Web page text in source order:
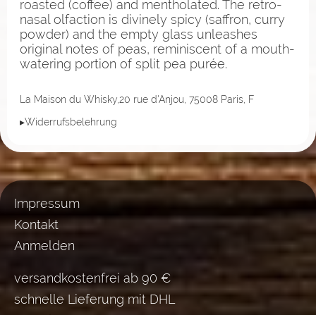
roasted (coffee) and mentholated. The retro-
nasal olfaction is divinely spicy (saffron, curry
powder) and the empty glass unleashes
original notes of peas, reminiscent of a mouth-
watering portion of split pea purée.
La Maison du Whisky,20 rue d'Anjou, 75008 Paris, F
▸Widerrufsbelehrung
Impressum
Kontakt
Anmelden
versandkostenfrei ab 90 €
schnelle Lieferung mit DHL